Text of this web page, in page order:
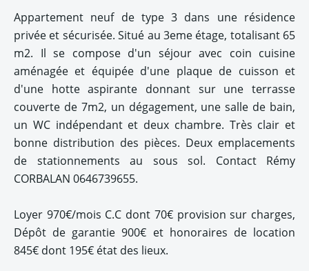
Appartement neuf de type 3 dans une résidence
privée et sécurisée. Situé au 3eme étage, totalisant 65
m2. Il se compose d'un séjour avec coin cuisine
aménagée et équipée d'une plaque de cuisson et
d'une hotte aspirante donnant sur une terrasse
couverte de 7m2, un dégagement, une salle de bain,
un WC indépendant et deux chambre. Très clair et
bonne distribution des pièces. Deux emplacements
de stationnements au sous sol. Contact Rémy
CORBALAN 0646739655.
Loyer 970€/mois C.C dont 70€ provision sur charges,
Dépôt de garantie 900€ et honoraires de location
845€ dont 195€ état des lieux.